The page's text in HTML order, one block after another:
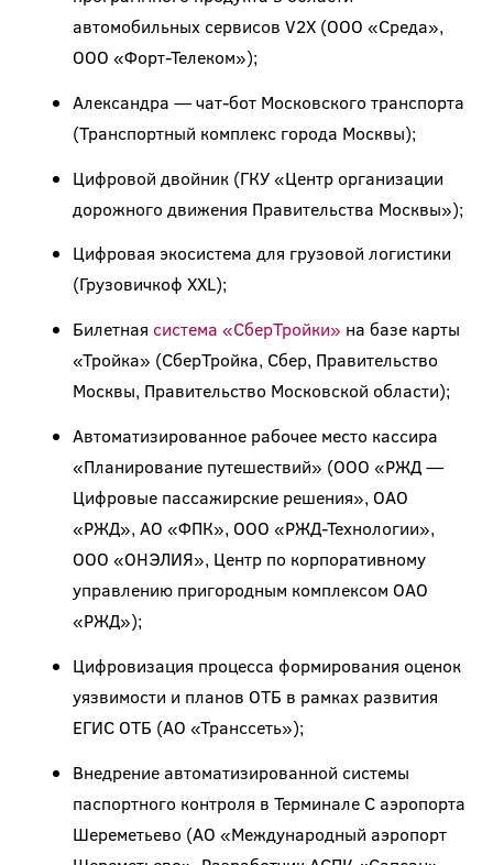
автомобильных сервисов V2X (ООО «Среда»,
ООО «Форт-Телеком»);
Александра — чат-бот Московского транспорта
(Транспортный комплекс города Москвы);
Цифровой двойник (ГКУ «Центр организации
дорожного движения Правительства Москвы»);
Цифровая экосистема для грузовой логистики
(Грузовичкоф XXL);
Билетная система «СберТройки» на базе карты
«Тройка» (СберТройка, Сбер, Правительство
Москвы, Правительство Московской области);
Автоматизированное рабочее место кассира
«Планирование путешествий» (ООО «РЖД —
Цифровые пассажирские решения», ОАО
«РЖД», АО «ФПК», ООО «РЖД-Технологии»,
ООО «ОНЭЛИЯ», Центр по корпоративному
управлению пригородным комплексом ОАО
«РЖД»);
Цифровизация процесса формирования оценок
уязвимости и планов ОТБ в рамках развития
ЕГИС ОТБ (АО «Транссеть»);
Внедрение автоматизированной системы
паспортного контроля в Терминале С аэропорта
Шереметьево (АО «Международный аэропорт